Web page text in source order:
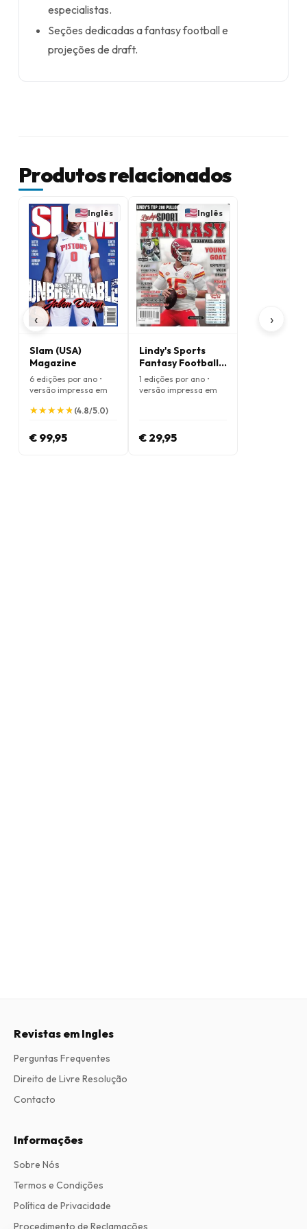
especialistas.
Seções dedicadas a fantasy football e
projeções de draft.
Produtos relacionados
‹
Inglês
Slam (USA)
Magazine
6 edições por ano •
versão impressa em
★
★★
★★
★★
★★
★ (4.8/5.0)
€ 99,95
Inglês
Lindy's Sports
Fantasy Football
Magazine
1 edições por ano •
versão impressa em
€ 29,95
›
Revistas em Ingles
Perguntas Frequentes
Direito de Livre Resolução
Contacto
Informações
Sobre Nós
Termos e Condições
Política de Privacidade
Procedimento de Reclamações